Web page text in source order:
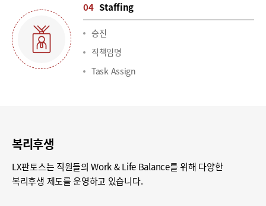
04 Staffing
승진
직책임명
Task Assign
복리후생
LX판토스는 직원들의 Work & Life Balance를 위해 다양한
복리후생 제도를 운영하고 있습니다.